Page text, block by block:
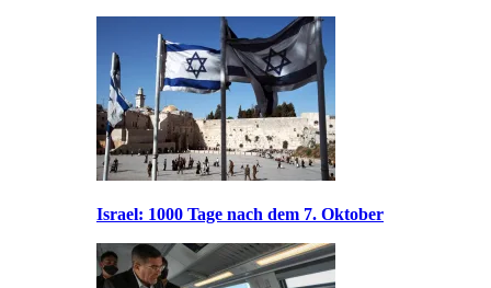
Israel: 1000 Tage nach dem 7. Oktober